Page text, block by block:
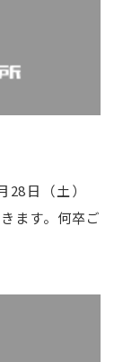
28日（土）
ます。何卒ご